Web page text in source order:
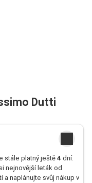
Dutti
stále platný ještě4 dní.
nejnovější leták od
a naplánujte svůj nákup v